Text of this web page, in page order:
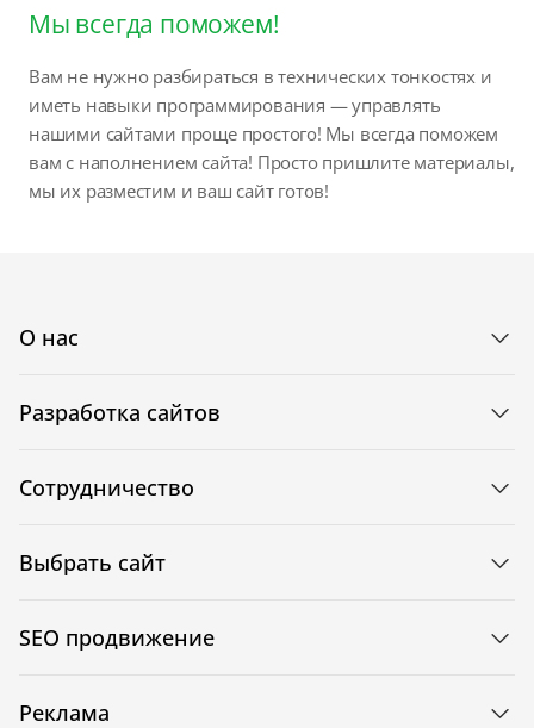
Мы всегда поможем!
Вам не нужно разбираться в технических тонкостях и
иметь навыки программирования — управлять
нашими сайтами проще простого! Мы всегда поможем
вам с наполнением сайта! Просто пришлите материалы,
мы их разместим и ваш сайт готов!
О нас
Разработка сайтов
Сотрудничество
Выбрать сайт
SEO продвижение
Реклама